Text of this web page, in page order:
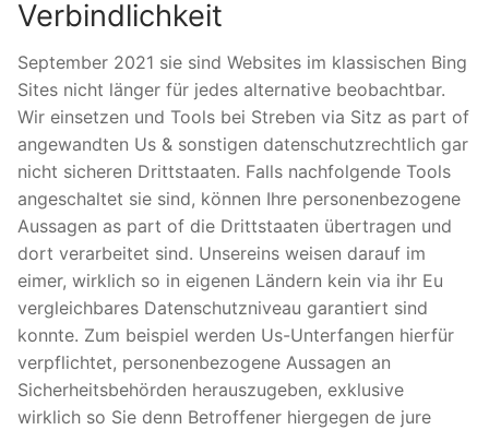
Verbindlichkeit
September 2021 sie sind Websites im klassischen Bing
Sites nicht länger für jedes alternative beobachtbar.
Wir einsetzen und Tools bei Streben via Sitz as part of
angewandten Us & sonstigen datenschutzrechtlich gar
nicht sicheren Drittstaaten. Falls nachfolgende Tools
angeschaltet sie sind, können Ihre personenbezogene
Aussagen as part of die Drittstaaten übertragen und
dort verarbeitet sind. Unsereins weisen darauf im
eimer, wirklich so in eigenen Ländern kein via ihr Eu
vergleichbares Datenschutzniveau garantiert sind
konnte. Zum beispiel werden Us-Unterfangen hierfür
verpflichtet, personenbezogene Aussagen an
Sicherheitsbehörden herauszugeben, exklusive
wirklich so Sie denn Betroffener hiergegen de jure